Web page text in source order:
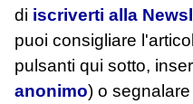
di iscriverti alla
puoi consigliare
pulsanti qui sotto,
anonimo) o